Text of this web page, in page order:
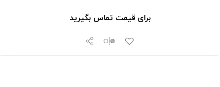
برای قیمت تماس بگیرید